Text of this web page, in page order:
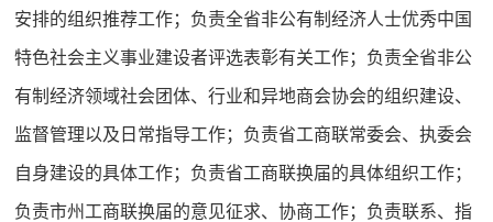
安排的组织推荐工作；负责全省非公有制经济人士优秀中国
特色社会主义事业建设者评选表彰有关工作；负责全省非公
有制经济领域社会团体、行业和异地商会协会的组织建设、
监督管理以及日常指导工作；负责省工商联常委会、执委会
自身建设的具体工作；负责省工商联换届的具体组织工作；
负责市州工商联换届的意见征求、协商工作；负责联系、指